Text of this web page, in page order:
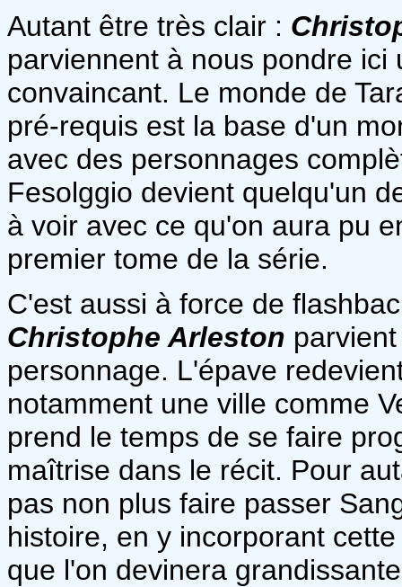
Autant être très clair :
parviennent à nous pondre
convaincant. Le monde de
pré-requis est la base d'un
avec des personnages
Fesolggio devient quelqu'un
à voir avec ce qu'on aura pu
premier tome de la série.
C'est aussi à force de
Christophe Arleston
personnage. L'épave
notamment une ville comme
prend le temps de se faire
maîtrise dans le récit. Pour
pas non plus faire passer
histoire, en y incorporant
que l'on devinera